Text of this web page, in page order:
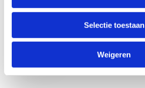
Selectie toestaan
Weigeren
Verzend